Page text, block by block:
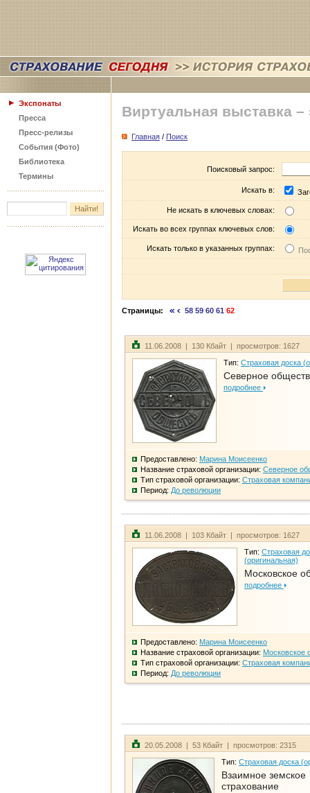
Экспонаты
Пресса
Пресс-релизы
События (Фото)
Библиотека
Термины
Виртуальная выставка –
Главная / Поиск
Поисковый запрос:
Искать в:
Не искать в ключевых словах:
Искать во всех группах ключевых слов:
Искать только в указанных группах:
Страницы: 58 59 60 61 62
11.06.2008 | 130 Кбайт | просмотров: 1627
Тип: Страховая доска
Северное
подробнее
Предоставлено: Марина Моисеенко
Название страховой организации: Северное
Тип страховой организации: Страховая
Период: До революции
11.06.2008 | 103 Кбайт | просмотров: 1627
Тип: Страховая
(оригинальная)
Московское
подробнее
Предоставлено: Марина Моисеенко
Название страховой организации: Московское
Тип страховой организации: Страховая
Период: До революции
20.05.2008 | 53 Кбайт | просмотров: 2315
Тип: Страховая доска
Взаимное земское
страхование